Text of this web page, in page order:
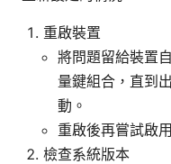
重啟裝置
將問題留給裝置
量鍵組合，直到
動。
重啟後再嘗試啟用
檢查系統版本